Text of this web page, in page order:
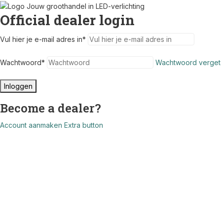
Official dealer login
Vul hier je e-mail adres in*
Wachtwoord* Wachtwoord
Inloggen
Become a dealer?
Account aanmaken Extra button